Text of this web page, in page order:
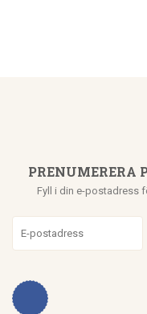
PRENUMERERA
Fyll i din e-postadress